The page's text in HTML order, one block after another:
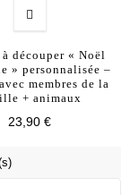
découper « Noël
» personnalisée –
membres de la
+ animaux
23,90 €